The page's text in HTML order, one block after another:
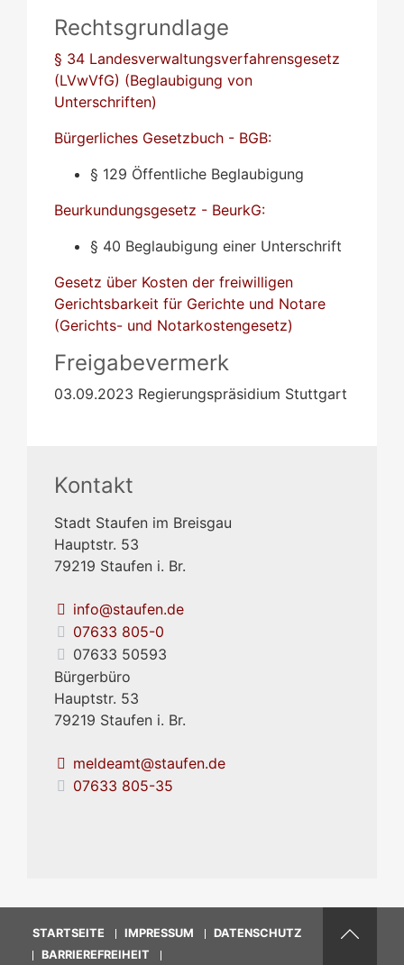
Rechtsgrundlage
§ 34 Landesverwaltungsverfahrensgesetz
(LVwVfG) (Beglaubigung von
Unterschriften)
Bürgerliches Gesetzbuch - BGB:
§ 129 Öffentliche Beglaubigung
Beurkundungsgesetz - BeurkG:
§ 40 Beglaubigung einer Unterschrift
Gesetz über Kosten der freiwilligen
Gerichtsbarkeit für Gerichte und Notare
(Gerichts- und Notarkostengesetz)
Freigabevermerk
03.09.2023 Regierungspräsidium Stuttgart
Kontakt
Stadt Staufen im Breisgau
Hauptstr. 53
79219 Staufen i. Br.
info@staufen.de
07633 805-0
07633 50593
Bürgerbüro
Hauptstr. 53
79219 Staufen i. Br.
meldeamt@staufen.de
07633 805-35
STARTSEITE IMPRESSUM
DATENSCHUTZ
BARRIEREFREIHEIT